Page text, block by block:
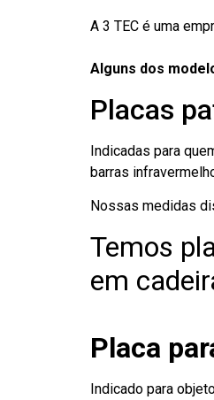
A 3 TEC é uma
Alguns dos
Placas
Indicadas para
barras
Nossas medidas
Temos
em
Placa
Indicado para